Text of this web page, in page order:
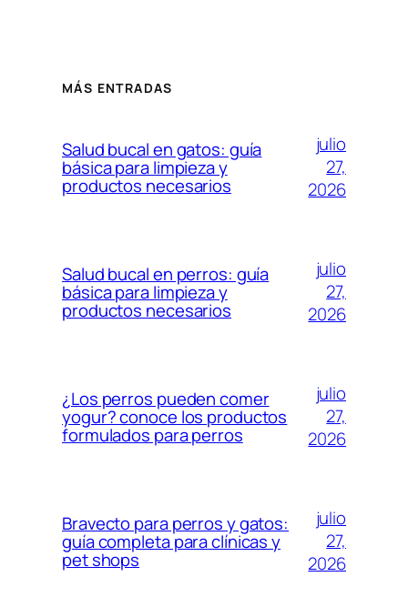
MÁS ENTRADAS
Salud bucal en gatos: guía
básica para limpieza y
productos necesarios
julio
27,
2026
Salud bucal en perros: guía
básica para limpieza y
productos necesarios
julio
27,
2026
¿Los perros pueden comer
yogur? conoce los productos
formulados para perros
julio
27,
2026
Bravecto para perros y gatos:
guía completa para clínicas y
pet shops
julio
27,
2026